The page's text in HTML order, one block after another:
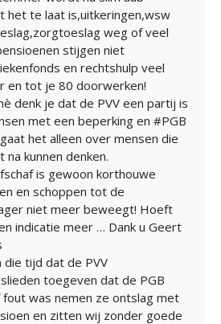
het te laat is,uitkeringen,wsw
weg of veel
stijgen niet
en rechtshulp veel
en tot je 80 doorwerken!
denk je dat de PVV een partij is
met een beperking en #PGB
het alleen over mensen die
na kunnen denken.
is gewoon korthouwe
en schoppen tot de
niet meer beweegt! Hoeft
indicatie meer … Dank u Geert
die tijd dat de PVV
toegeven dat de PGB
fout was nemen ze ontslag met
en zitten wij zonder goede